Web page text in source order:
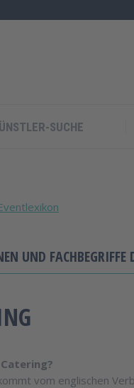
SUCHE
UND FACHBEGRIFFE
vom englischen